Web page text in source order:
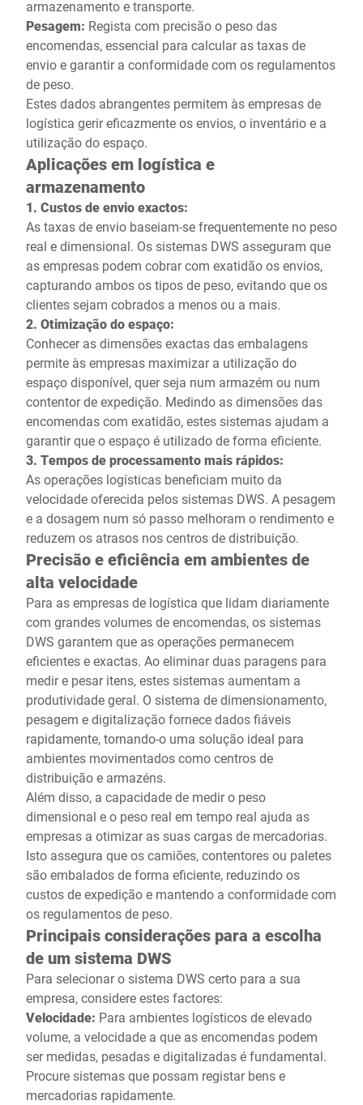
armazenamento e transporte.
Pesagem: Regista com precisão o peso das
encomendas, essencial para calcular as taxas de
envio e garantir a conformidade com os regulamentos
de peso.
Estes dados abrangentes permitem às empresas de
logística gerir eficazmente os envios, o inventário e a
utilização do espaço.
Aplicações em logística e
armazenamento
1. Custos de envio exactos:
As taxas de envio baseiam-se frequentemente no peso
real e dimensional. Os sistemas DWS asseguram que
as empresas podem cobrar com exatidão os envios,
capturando ambos os tipos de peso, evitando que os
clientes sejam cobrados a menos ou a mais.
2. Otimização do espaço:
Conhecer as dimensões exactas das embalagens
permite às empresas maximizar a utilização do
espaço disponível, quer seja num armazém ou num
contentor de expedição. Medindo as dimensões das
encomendas com exatidão, estes sistemas ajudam a
garantir que o espaço é utilizado de forma eficiente.
3. Tempos de processamento mais rápidos:
As operações logísticas beneficiam muito da
velocidade oferecida pelos sistemas DWS. A pesagem
e a dosagem num só passo melhoram o rendimento e
reduzem os atrasos nos centros de distribuição.
Precisão e eficiência em ambientes de
alta velocidade
Para as empresas de logística que lidam diariamente
com grandes volumes de encomendas, os sistemas
DWS garantem que as operações permanecem
eficientes e exactas. Ao eliminar duas paragens para
medir e pesar itens, estes sistemas aumentam a
produtividade geral. O sistema de dimensionamento,
pesagem e digitalização fornece dados fiáveis
rapidamente, tornando-o uma solução ideal para
ambientes movimentados como centros de
distribuição e armazéns.
Além disso, a capacidade de medir o peso
dimensional e o peso real em tempo real ajuda as
empresas a otimizar as suas cargas de mercadorias.
Isto assegura que os camiões, contentores ou paletes
são embalados de forma eficiente, reduzindo os
custos de expedição e mantendo a conformidade com
os regulamentos de peso.
Principais considerações para a escolha
de um sistema DWS
Para selecionar o sistema DWS certo para a sua
empresa, considere estes factores:
Velocidade: Para ambientes logísticos de elevado
volume, a velocidade a que as encomendas podem
ser medidas, pesadas e digitalizadas é fundamental.
Procure sistemas que possam registar bens e
mercadorias rapidamente.